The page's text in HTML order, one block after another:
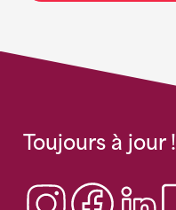
Toujours à jour !